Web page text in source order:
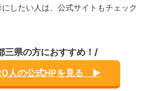
したい人は、公式サイトもチェック
三県の方におすすめ！/
人の公式HPを見る ▶︎